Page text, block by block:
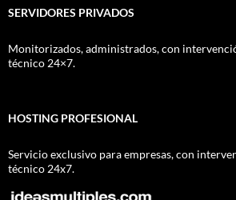
SERVIDORES PRIVADOS
Monitorizados, administrados, con
técnico 24×7.
HOSTING PROFESIONAL
Servicio exclusivo para empresas, con
técnico 24x7.